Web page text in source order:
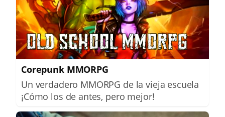
Corepunk MMORPG
Un verdadero MMORPG de la vieja escuela
¡Cómo los de antes, pero mejor!